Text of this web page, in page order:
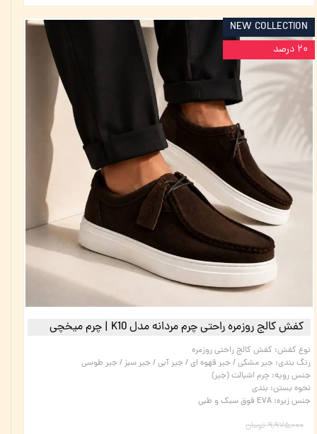
کفش کالج روزمره راحتی چرم مردانه مدل K10 | چرم میخچی
نوع کفش: کفش کالج راحتی روزمره
رنگ بندی: جیر مشکی / جیر قهوه ای / جیر آبی / جیر سبز / جیر طوسی
جنس رویه: چرم اشبالت (جیر)
نحوه بستن: بندی
جنس زیره: EVA فوق سبک و طبی
۹,۹۷۵,۰۰۰ تومان
NEW COLLECTION
۲۰ درصد